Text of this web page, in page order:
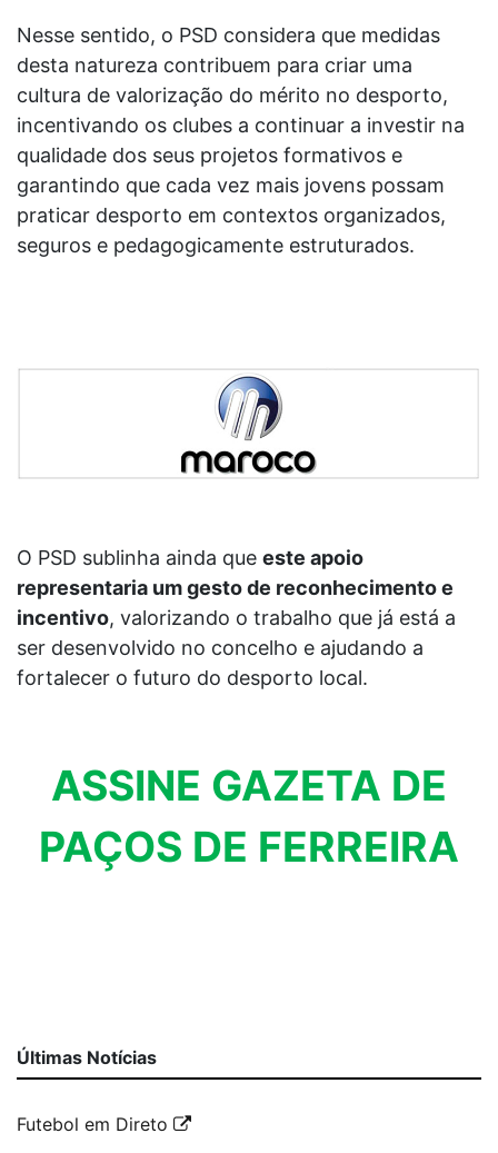
Nesse sentido, o PSD considera que medidas
desta natureza contribuem para criar uma
cultura de valorização do mérito no desporto,
incentivando os clubes a continuar a investir na
qualidade dos seus projetos formativos e
garantindo que cada vez mais jovens possam
praticar desporto em contextos organizados,
seguros e pedagogicamente estruturados.
O PSD sublinha ainda que este apoio
representaria um gesto de reconhecimento e
incentivo, valorizando o trabalho que já está a
ser desenvolvido no concelho e ajudando a
fortalecer o futuro do desporto local.
ASSINE GAZETA DE
PAÇOS DE FERREIRA
Últimas Notícias
Futebol em Direto